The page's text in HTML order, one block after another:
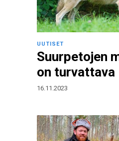
UUTISET
Suurpetojen
on turvattava
16.11.2023